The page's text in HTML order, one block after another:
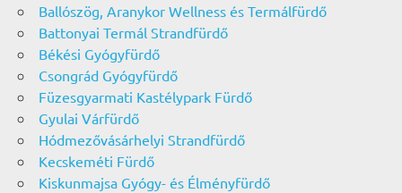
Ballószög, Aranykor Wellness és Termálfürdő
Battonyai Termál Strandfürdő
Békési Gyógyfürdő
Csongrád Gyógyfürdő
Füzesgyarmati Kastélypark Fürdő
Gyulai Várfürdő
Hódmezővásárhelyi Strandfürdő
Kecskeméti Fürdő
Kiskunmajsa Gyógy- és Élményfürdő